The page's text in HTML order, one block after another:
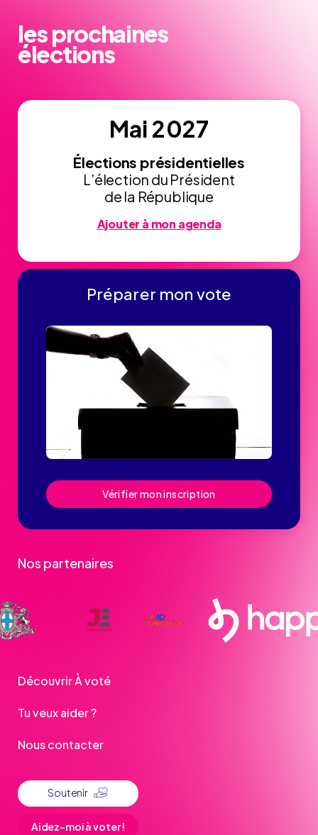
les prochaines
élections
Mai 2027
Élections présidentielles
L’élection du Président
de la République
Ajouter à mon agenda
Préparer mon vote
Vérifier mon inscription
Nos partenaires
Découvrir À voté
Tu veux aider ?
Nous contacter
Soutenir
Aidez-moi à voter !